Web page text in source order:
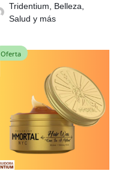
Tridentium, Belleza,
Salud y más
Oferta